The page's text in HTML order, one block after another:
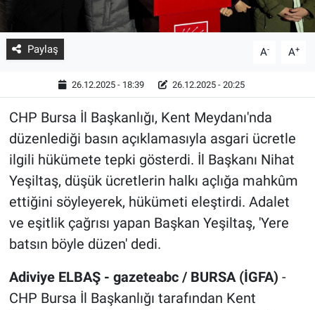
Paylaş A- A+
26.12.2025 - 18:39 26.12.2025 - 20:25
CHP Bursa İl Başkanlığı, Kent Meydanı'nda
düzenlediği basın açıklamasıyla asgari ücretle
ilgili hükümete tepki gösterdi. İl Başkanı Nihat
Yeşiltaş, düşük ücretlerin halkı açlığa mahkûm
ettiğini söyleyerek, hükümeti eleştirdi. Adalet
ve eşitlik çağrısı yapan Başkan Yeşiltaş, 'Yere
batsın böyle düzen' dedi.
Adiviye ELBAŞ - gazeteabc / BURSA (İGFA) -
CHP Bursa İl Başkanlığı tarafından Kent